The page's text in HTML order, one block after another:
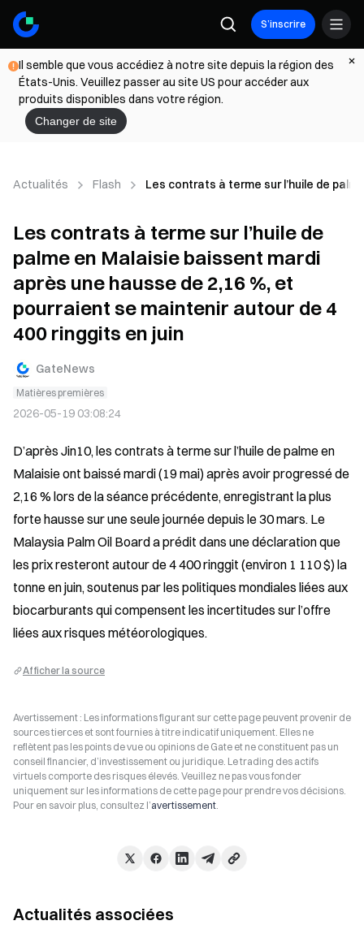
S’inscrire
Il semble que vous accédiez à notre site depuis la région des
États-Unis. Veuillez passer au site US pour accéder aux
produits disponibles dans votre région.
Changer de site
Actualités Flash Les contrats à terme sur l’huile de
Les contrats à terme sur l’huile de
palme en Malaisie baissent mardi
après une hausse de 2,16 %, et
pourraient se maintenir autour de 4
400 ringgits en juin
GateNews
Matières premières
2026-05-19 03:08:24
D’après Jin10, les contrats à terme sur l’huile de palme en
Malaisie ont baissé mardi (19 mai) après avoir progressé de
2,16 % lors de la séance précédente, enregistrant la plus
forte hausse sur une seule journée depuis le 30 mars. Le
Malaysia Palm Oil Board a prédit dans une déclaration que
les prix resteront autour de 4 400 ringgit (environ 1 110 $) la
tonne en juin, soutenus par les politiques mondiales liées aux
biocarburants qui compensent les incertitudes sur l’offre
liées aux risques météorologiques.
Afficher la source
Avertissement : Les informations figurant sur cette page peuvent provenir de
sources tierces et sont fournies à titre indicatif uniquement. Elles ne
reflètent pas les points de vue ou opinions de Gate et ne constituent pas un
conseil financier, d’investissement ou juridique. Le trading des actifs
virtuels comporte des risques élevés. Veuillez ne pas vous fonder
uniquement sur les informations de cette page pour prendre vos décisions.
Pour en savoir plus, consultez l’avertissement.
Actualités associées